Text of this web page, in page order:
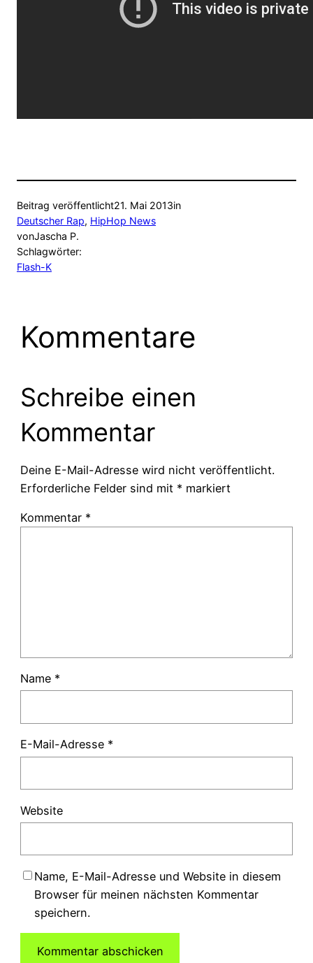
Beitrag veröffentlicht21. Mai 2013in
Deutscher Rap, HipHop News
vonJascha P.
Schlagwörter:
Flash-K
Kommentare
Schreibe einen
Kommentar
Deine E-Mail-Adresse wird nicht veröffentlicht.
Erforderliche Felder sind mit * markiert
Kommentar *
Name *
E-Mail-Adresse *
Website
Name, E-Mail-Adresse und Website in diesem
Browser für meinen nächsten Kommentar
speichern.